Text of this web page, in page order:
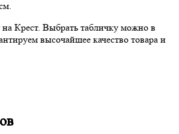
Крест. Выбрать табличку можно в
высочайшее качество товара и